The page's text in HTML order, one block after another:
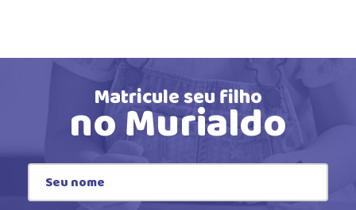
Matricule seu filho
no Murialdo